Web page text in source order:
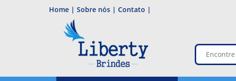
Home | Sobre nós | Contato |